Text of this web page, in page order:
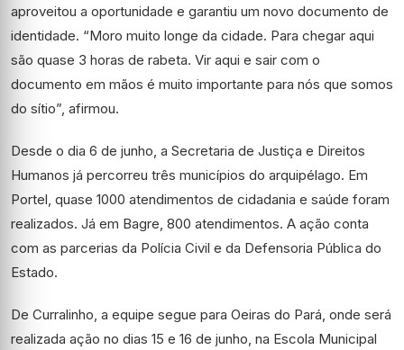
aproveitou a oportunidade e garantiu um novo documento de
identidade. “Moro muito longe da cidade. Para chegar aqui
são quase 3 horas de rabeta. Vir aqui e sair com o
documento em mãos é muito importante para nós que somos
do sítio”, afirmou.
Desde o dia 6 de junho, a Secretaria de Justiça e Direitos
Humanos já percorreu três municípios do arquipélago. Em
Portel, quase 1000 atendimentos de cidadania e saúde foram
realizados. Já em Bagre, 800 atendimentos. A ação conta
com as parcerias da Polícia Civil e da Defensoria Pública do
Estado.
De Curralinho, a equipe segue para Oeiras do Pará, onde será
realizada ação no dias 15 e 16 de junho, na Escola Municipal